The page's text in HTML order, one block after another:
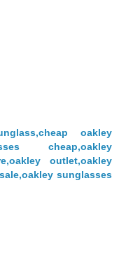
oakley
cheap,oakley
outlet,oakley
sunglasses